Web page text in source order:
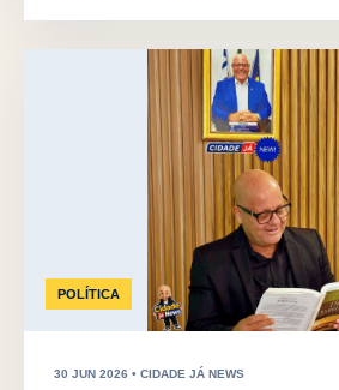
POLÍTICA
30 JUN 2026 • CIDADE JÁ NEWS